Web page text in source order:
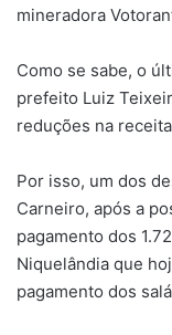
mineradora
Como se sabe, o
prefeito Luiz
reduções na
Por isso, um dos
Carneiro, após a
pagamento dos
Niquelândia que
pagamento dos